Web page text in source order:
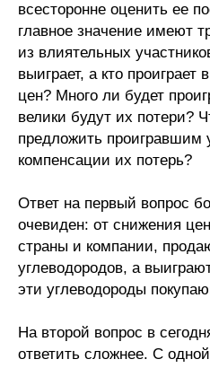
всесторонне оценить ее
главное значение имеют
из влиятельных
выиграет, а кто проиграет
цен? Много ли будет
велики будут их потери?
предложить проигравшим
компенсации их потерь?
Ответ на первый вопрос
очевиден: от снижения
страны и компании,
углеводородов, а
эти углеводороды
На второй вопрос в
ответить сложнее. C